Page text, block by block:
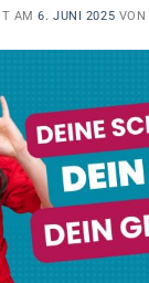
AM6. JUNI 2025 VON